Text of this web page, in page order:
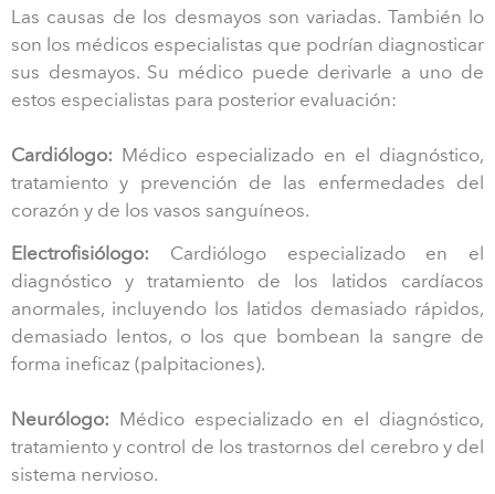
Las causas de los desmayos son variadas. También lo
son los médicos especialistas que podrían diagnosticar
sus desmayos. Su médico puede derivarle a uno de
estos especialistas para posterior evaluación:
Cardiólogo: Médico especializado en el diagnóstico,
tratamiento y prevención de las enfermedades del
corazón y de los vasos sanguíneos.
Electrofisiólogo: Cardiólogo especializado en el
diagnóstico y tratamiento de los latidos cardíacos
anormales, incluyendo los latidos demasiado rápidos,
demasiado lentos, o los que bombean la sangre de
forma ineficaz (palpitaciones).
Neurólogo: Médico especializado en el diagnóstico,
tratamiento y control de los trastornos del cerebro y del
sistema nervioso.